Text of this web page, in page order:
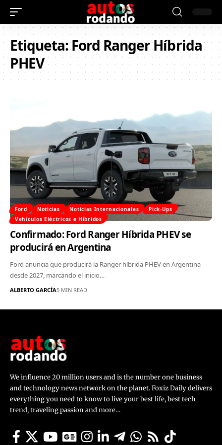
Etiqueta:Ford Ranger Híbrida
PHEV
Ford Noticias Noticias Internacionales
Pick-Ups
Vehículos Eléctricos e Híbridos
Confirmado: Ford Ranger Híbrida PHEV se
producirá en Argentina
Ford anuncia que producirá la Ranger híbrida PHEV en Argentina
desde 2027, marcando el inicio…
ALBERTO GARCÍA5 MIN READ
We influence 20 million users and is the number one business
and technology news network on the planet. Foxiz Daily delivers
everything you need to know to live your best life, best tech
trend, traveling passion and more…